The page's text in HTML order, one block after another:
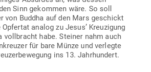
Rosen­kreu­zertum basiert auch
Carl Louis Fredrik Graßhoff unter dem
einige Vor­träge sowie Schu­lungen
Später zog er sich jedoch den Zorn
veröffentlichte.